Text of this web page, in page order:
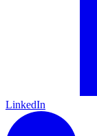
LinkedIn